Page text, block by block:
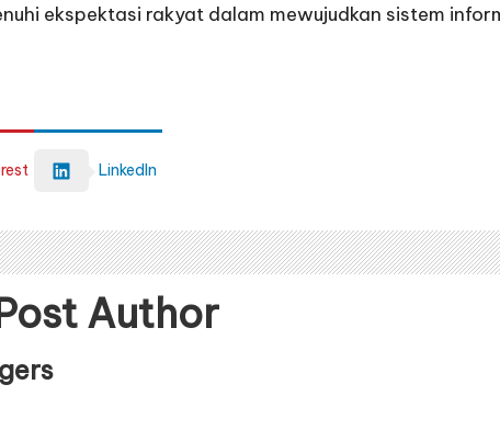
ekspektasi rakyat dalam mewujudkan sistem
LinkedIn
Author